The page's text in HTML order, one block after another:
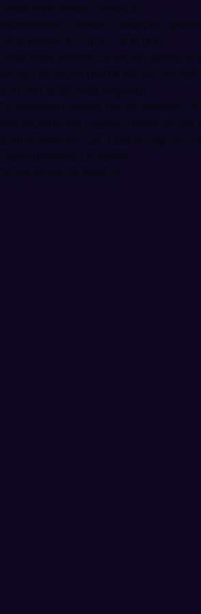
Seda Kara Keman Sanatçısı
muzisyenler · Keman Sanatçısı ·
Fiyat aralığı: ₺15.000 – ₺30.000
Seda Kara Keman Sanatçısı,
keman sanatçısı olarak hizmet
₺30.000 aralığında değişiyor.
Profesyonel eğitimli bayan kemancı.
film müziklerine uzanan repertuarıyla
düğün törenleri için. Fasil muzigi ve
repertuvarinda uzmandir.
Profili incele ve teklif al